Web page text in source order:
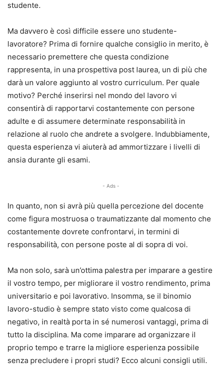
studente.
Ma davvero è così difficile essere uno studente-
lavoratore? Prima di fornire qualche consiglio in merito, è
necessario premettere che questa condizione
rappresenta, in una prospettiva post laurea, un di più che
darà un valore aggiunto al vostro curriculum. Per quale
motivo? Perché inserirsi nel mondo del lavoro vi
consentirà di rapportarvi costantemente con persone
adulte e di assumere determinate responsabilità in
relazione al ruolo che andrete a svolgere. Indubbiamente,
questa esperienza vi aiuterà ad ammortizzare i livelli di
ansia durante gli esami.
- Ads -
In quanto, non si avrà più quella percezione del docente
come figura mostruosa o traumatizzante dal momento che
costantemente dovrete confrontarvi, in termini di
responsabilità, con persone poste al di sopra di voi.
Ma non solo, sarà un’ottima palestra per imparare a gestire
il vostro tempo, per migliorare il vostro rendimento, prima
universitario e poi lavorativo. Insomma, se il binomio
lavoro-studio è sempre stato visto come qualcosa di
negativo, in realtà porta in sé numerosi vantaggi, prima di
tutto la disciplina. Ma come imparare ad organizzare il
proprio tempo e trarre la migliore esperienza possibile
senza precludere i propri studi? Ecco alcuni consigli utili.